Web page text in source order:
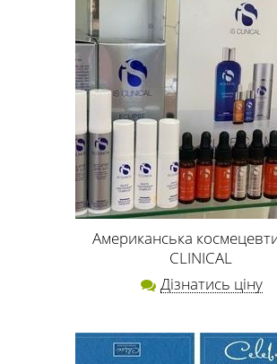
Американська
CLINICAL
Дізнатись ціну